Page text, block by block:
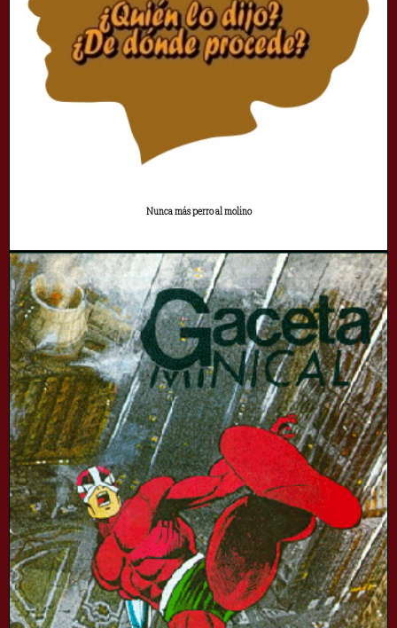
Nunca más perro al molino